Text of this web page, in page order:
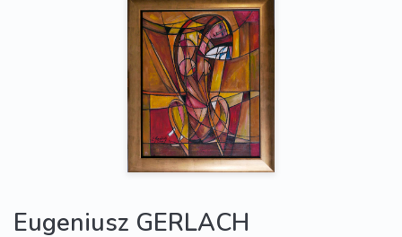
Eugeniusz GERLACH